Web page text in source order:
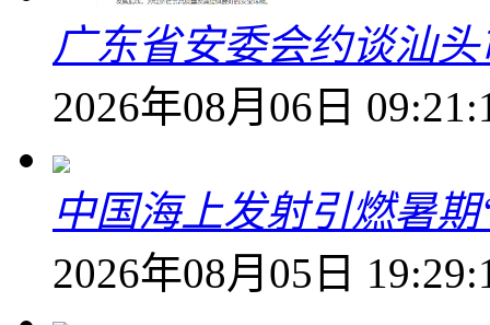
广东省安委会约谈汕
2026年08月06日
中国海上发射引燃暑
2026年08月05日